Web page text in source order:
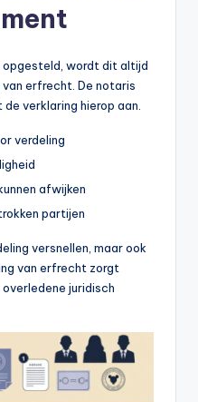
opgesteld, wordt dit altijd
erfrecht. De notaris
verklaring hierop aan.
verdeling
afwijken
partijen
versnellen, maar ook
van erfrecht zorgt
juridisch